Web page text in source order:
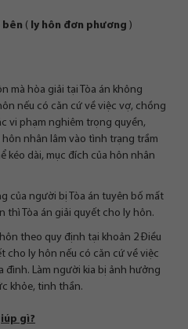
bên ( ly hôn đơn phương )
mà hòa giải tại Tòa án không
nếu có căn cứ về việc vợ, chồng
vi phạm nghiêm trọng quyền,
nhân lâm vào tình trạng trầm
kéo dài, mục đích của hôn nhân
của người bị Tòa án tuyên bố mất
thì Tòa án giải quyết cho ly hôn.
theo quy định tại khoản 2 Điều
cho ly hôn nếu có căn cứ về việc
đình. Làm người kia bị ảnh hưởng
khỏe, tinh thần.
gì?